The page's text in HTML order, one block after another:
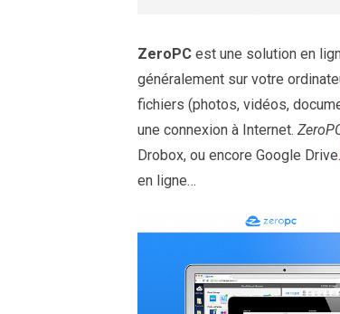
ZeroPC est une solution en
généralement sur votre
fichiers (photos, vidéos,
une connexion à Internet.
Drobox, ou encore Google Drive.
en ligne…